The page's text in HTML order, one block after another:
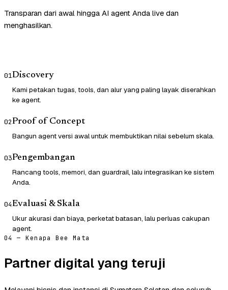
Transparan dari awal hingga AI agent Anda live dan
menghasilkan.
01Discovery
Kami petakan tugas, tools, dan alur yang paling layak diserahkan
ke agent.
02Proof of Concept
Bangun agent versi awal untuk membuktikan nilai sebelum skala.
03Pengembangan
Rancang tools, memori, dan guardrail, lalu integrasikan ke sistem
Anda.
04Evaluasi & Skala
Ukur akurasi dan biaya, perketat batasan, lalu perluas cakupan
agent.
04 — Kenapa Bee Mata
Partner digital yang teruji